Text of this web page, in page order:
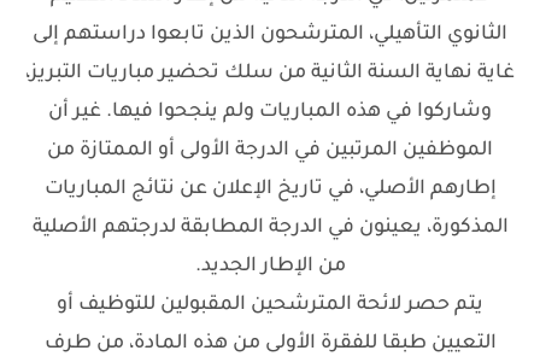
الثانوي التأهيلي، المترشحون الذين تابعوا دراستهم إلى
غاية نهاية السنة الثانية من سلك تحضير مباريات التبريز،
وشاركوا في هذه المباريات ولم ينجحوا فيها. غير أن
الموظفين المرتبين في الدرجة الأولى أو الممتازة من
إطارهم الأصلي، في تاريخ الإعلان عن نتائج المباريات
المذكورة، يعينون في الدرجة المطابقة لدرجتهم الأصلية
من الإطار الجديد.
يتم حصر لائحة المترشحين المقبولين للتوظيف أو
التعيين طبقا للفقرة الأولى من هذه المادة، من طرف